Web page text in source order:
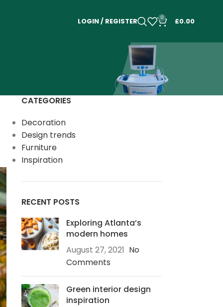
LOGIN / REGISTER 0 £0.00
CATEGORIES
Decoration
Design trends
Furniture
Inspiration
RECENT POSTS
Exploring Atlanta’s
modern homes
August 27, 2021 No
Comments
Green interior design
inspiration